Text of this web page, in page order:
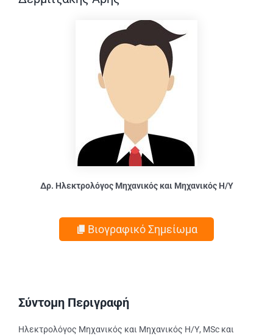
Δρ. Ηλεκτρολόγος Μηχανικός και Μηχανικός Η/Υ
Βιογραφικό Σημείωμα
Σύντομη Περιγραφή
Ηλεκτρολόγος Μηχανικός και Μηχανικός Η/Υ, MSc και